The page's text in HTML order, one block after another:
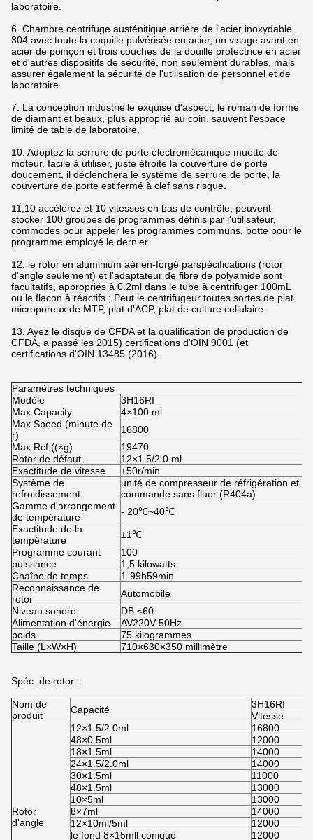
laboratoire.
6. Chambre centrifuge austénitique arrière de l'acier inoxydable
304 avec toute la coquille pulvérisée en acier, un visage avant en
acier de poinçon et trois couches de la douille protectrice en acier
et d'autres dispositifs de sécurité, non seulement durables, mais
assurer également la sécurité de l'utilisation de personnel et de
laboratoire.
7. La conception industrielle exquise d'aspect, le roman de forme
de diamant et beaux, plus approprié au coin, sauvent l'espace
limité de table de laboratoire.
10. Adoptez la serrure de porte électromécanique muette de
moteur, facile à utiliser, juste étroite la couverture de porte
doucement, il déclenchera le système de serrure de porte, la
couverture de porte est fermé à clef sans risque.
11,10 accélérez et 10 vitesses en bas de contrôle, peuvent
stocker 100 groupes de programmes définis par l'utilisateur,
commodes pour appeler les programmes communs, botte pour le
programme employé le dernier.
12. le rotor en aluminium aérien-forgé parspécifications (rotor
d'angle seulement) et l'adaptateur de fibre de polyamide sont
facultatifs, appropriés à 0.2ml dans le tube à centrifuger 100mL
ou le flacon à réactifs ; Peut le centrifugeur toutes sortes de plat
microporeux de MTP, plat d'ACP, plat de culture cellulaire.
13. Ayez le disque de CFDA et la qualification de production de
CFDA, a passé les 2015) certifications d'OIN 9001 (et
certifications d'OIN 13485 (2016).
Paramètres techniques
Modèle
3H16RI
Max Capacity
4×100 ml
Max Speed (minute de
r)
16800
Max Rcf ((×g)
19470
Rotor de défaut
12×1.5/2.0 ml
Exactitude de vitesse
±50r/min
Système de
refroidissement
unité de compresseur de réfrigération et
commande sans fluor (R404a)
Gamme d'arrangement
de température
- 20℃~40℃
Exactitude de la
température
±1℃
Programme courant
100
puissance
1,5 kilowatts
Chaîne de temps
1-99h59min
Reconnaissance de
rotor
Automobile
Niveau sonore
DB ≤60
Alimentation d'énergie
AV220V 50Hz
poids
75 kilogrammes
Taille (L×W×H)
710×630×350 millimètre
Spéc. de rotor :
Nom de
produit
Capacité
3H16RI
Vitesse
Rotor
d'angle
12×1.5/2.0ml
16800
48×0.5ml
12000
18×1.5ml
14000
24×1.5/2.0ml
14000
30×1.5ml
11000
48×1.5ml
13000
10×5ml
13000
8×7ml
14000
12×10ml/5ml
12000
le fond 8×15mll conique
12000